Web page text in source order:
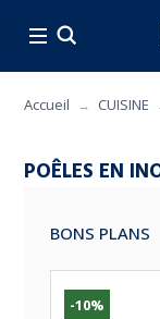
Accueil CUISINE
POÊLES EN
BONS PLANS
-10%